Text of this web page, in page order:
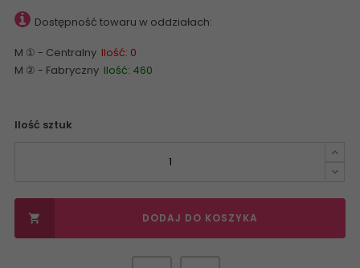
Dostępność towaru w oddziałach:
M ① - Centralny Ilość: 0
M ② - Fabryczny Ilość: 460
Ilość sztuk
 DODAJ DO KOSZYKA